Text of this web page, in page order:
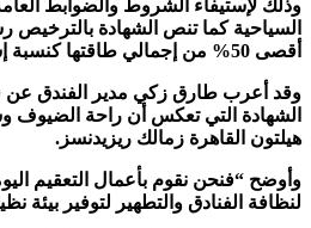
وذلك لإستيفاء الشروط والضوابط
السياحية كما تنص الشهادة بالترخيص
أقصى 50% من إجمالي طاقتها كنسبة إشغال.
وقد أعرب طارق زكي مدير الفندق عن
الشهادة التي تعكس أن راحة الضيوف
هيلتون القاهرة زمالك ريزيدنسز.
وأوضح “فنحن نقوم بأعمال التعقيم
لنظافة الفنادق والتطهير لتوفير بيئة